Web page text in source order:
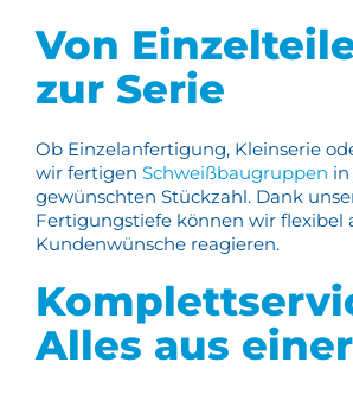
Von
zur Serie
Ob Einzelanfertigung, Kleinserie
wir fertigen Schweißbaugruppen
gewünschten Stückzahl. Dank
Fertigungstiefe können wir flexibel
Kundenwünsche reagieren.
Alles aus